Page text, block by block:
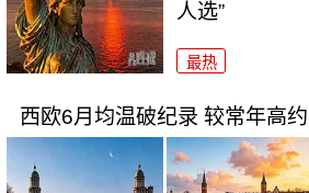
人选”
最热
西欧6月均温破纪录 较常年高